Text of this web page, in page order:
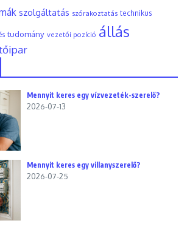
szolgáltatás szórakoztatás technikus
tudomány vezetői pozíció állás
Mennyit keres egy vízvezeték-szerelő?
2026-07-13
Mennyit keres egy villanyszerelő?
2026-07-25